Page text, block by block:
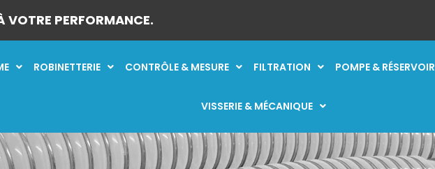
VOTRE PERFORMANCE.
ROBINETTERIE CONTRÔLE & MESURE FILTRATION POMPE & RÉSERVOIR
VISSERIE & MÉCANIQUE